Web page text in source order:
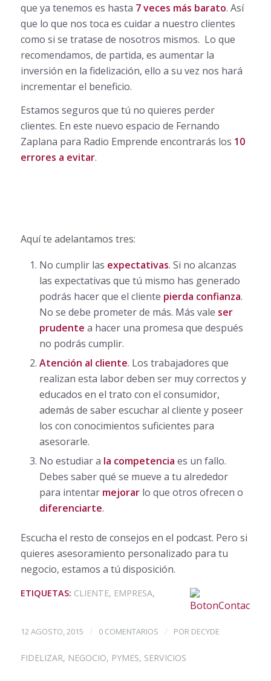
que ya tenemos es hasta 7 veces más barato. Así
que lo que nos toca es cuidar a nuestro clientes
como si se tratase de nosotros mismos. Lo que
recomendamos, de partida, es aumentar la
inversión en la fidelización, ello a su vez nos hará
incrementar el beneficio.
Estamos seguros que tú no quieres perder
clientes. En este nuevo espacio de Fernando
Zaplana para Radio Emprende encontrarás los 10
errores a evitar.
Aquí te adelantamos tres:
No cumplir las expectativas. Si no alcanzas
las expectativas que tú mismo has generado
podrás hacer que el cliente pierda confianza.
No se debe prometer de más. Más vale ser
prudente a hacer una promesa que después
no podrás cumplir.
Atención al cliente. Los trabajadores que
realizan esta labor deben ser muy correctos y
educados en el trato con el consumidor,
además de saber escuchar al cliente y poseer
los con conocimientos suficientes para
asesorarle.
No estudiar a la competencia es un fallo.
Debes saber qué se mueve a tu alrededor
para intentar mejorarlo que otros ofrecen o
diferenciarte.
Escucha el resto de consejos en el podcast. Pero si
quieres asesoramiento personalizado para tu
negocio, estamos a tú disposición.
12 AGOSTO, 2015 / 0 COMENTARIOS / POR DECYDE
ETIQUETAS: CLIENTE, EMPRESA,
FIDELIZAR, NEGOCIO, PYMES, SERVICIOS